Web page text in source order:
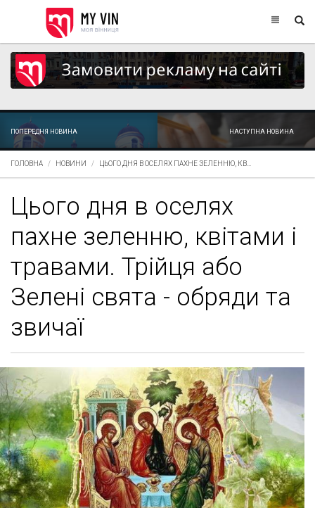
ПОПЕРЕДНЯ НОВИНА НАСТУПНА НОВИНА
ГОЛОВНА НОВИНИ ЦЬОГО ДНЯ В ОСЕЛЯХ ПАХНЕ ЗЕЛЕННЮ, КВ...
Цього дня в оселях
пахне зеленню, квітами і
травами. Трійця або
Зелені свята - обряди та
звичаї